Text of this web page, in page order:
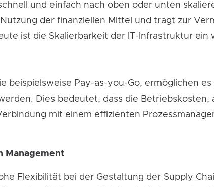
und einfach nach oben oder unten
der finanziellen Mittel und trägt zur
ist die Skalierbarkeit der IT-Infrastruktur
beispielsweise Pay-as-you-Go, ermöglichen
Dies bedeutet, dass die
mit einem effizienten
Management
Flexibilität bei der Gestaltung der Supply